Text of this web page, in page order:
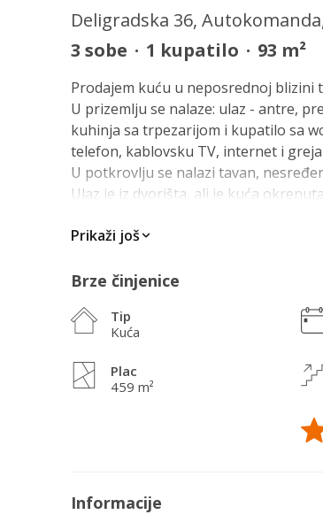
Deligradska 36,
3 sobe · 1 kupatilo · 93 m²
Prodajem kuću u neposrednoj blizini
U prizemlju se nalaze: ulaz - antre,
kuhinja sa trpezarijom i kupatilo sa
telefon, kablovsku TV, internet i
U potkrovlju se nalazi tavan,
Ulaz je iz dvorišta, ali je kuća
Prikaži još
Brze činjenice
Tip
Kuća
Plac
459 m²
Informacije